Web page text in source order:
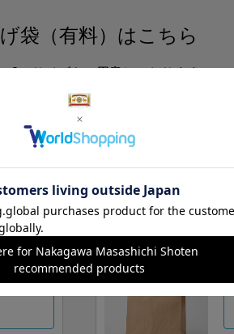
袋（有料）はこちら
3つサイズをご用意しております。